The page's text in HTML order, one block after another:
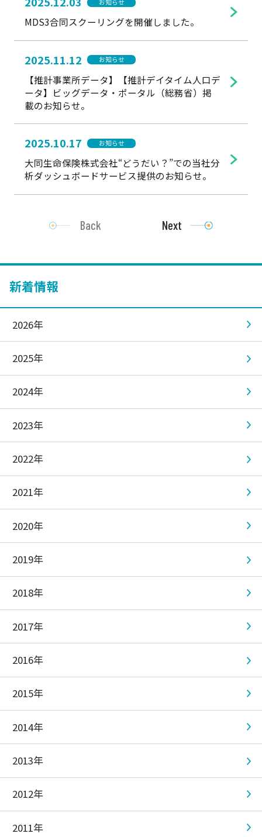
お知らせ
MDS3合同スクーリングを開催しました。
2025.11.12 お知らせ
【推計事業所データ】【推計デイタイム人口デ
ータ】ビッグデータ・ポータル（総務省）掲
載のお知らせ。
2025.10.17 お知らせ
大同生命保険株式会社“どうだい？”での当社分
析ダッシュボードサービス提供のお知らせ。
Back Next
新着情報
2026年
2025年
2024年
2023年
2022年
2021年
2020年
2019年
2018年
2017年
2016年
2015年
2014年
2013年
2012年
2011年